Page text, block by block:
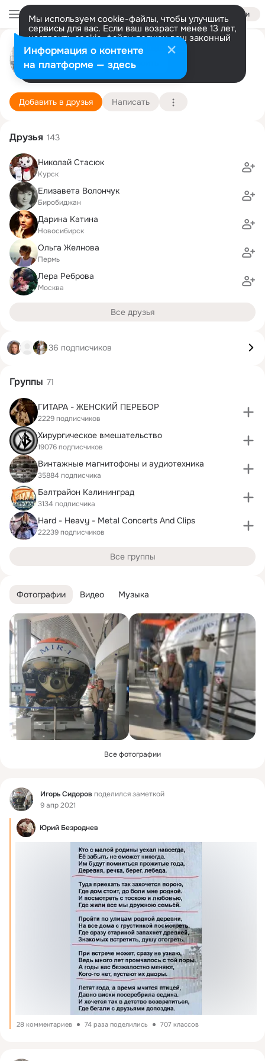
Войти
Мы используем cookie-файлы, чтобы улучшить
сервисы для вас. Если ваш возраст менее 13 лет,
настроить cookie-файлы должен ваш законный
представитель. Больше информации
Разрешить все Настроить
Игорь Сидоров
Калининград
1им. А.П. Чехова
Подробнее
Добавить в друзья Написать
Фотографии Видео Музыка
Все фотографии
Фид Игорь Сидоров поделился заметкой
9 апр 2021
Юрий Безроднев
28 комментариев 74 раза поделились 707 классов
Друзья 143
Николай Стасюк
Курск
Елизавета Волончук
Биробиджан
Дарина Катина
Новосибирск
Ольга Желнова
Пермь
Лера Реброва
Москва
Все друзья
36 подписчиков
Группы 71
ГИТАРА - ЖЕНСКИЙ ПЕРЕБОР
2229 подписчиков
Хирургическое вмешательство
19076 подписчиков
Винтажные магнитофоны и аудиотехника
35884 подписчика
Балтрайон Калининград
3134 подписчика
Hard - Heavy - Metal Concerts And Clips
22239 подписчиков
Все группы
Информация о контенте
на платформе — здесь